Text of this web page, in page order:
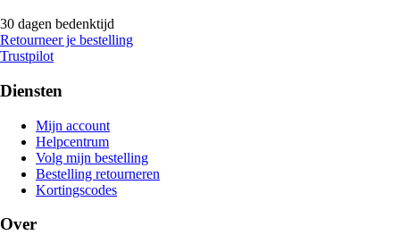
30 dagen bedenktijd
Retourneer je bestelling
Trustpilot
Diensten
Mijn account
Helpcentrum
Volg mijn bestelling
Bestelling retourneren
Kortingscodes
Over